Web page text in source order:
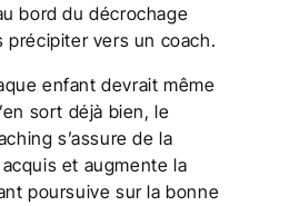
bord du décrochage
précipiter vers un coach.
enfant devrait même
sort déjà bien, le
s’assure de la
et augmente la
poursuive sur la bonne